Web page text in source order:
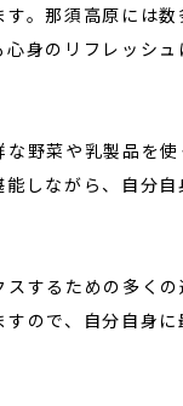
。那須高原には
身のリフレッシ
野菜や乳製品を
しながら、自分
するための多く
ので、自分自身